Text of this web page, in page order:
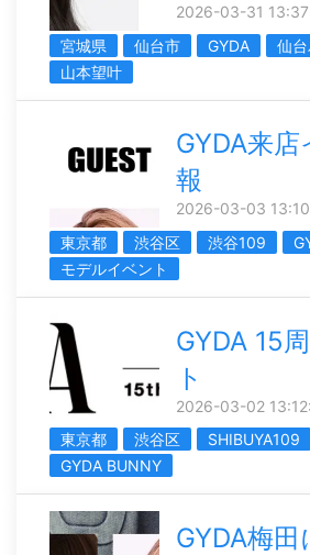
2026-03-31
宮城県
仙台市 GYDA
仙
山本望叶
GYDA来
報
2026-03-03
東京都
渋谷区 渋谷109
モデルイベント
GYDA 15
ト
2026-03-02
東京都
渋谷区 SHIBUYA109
GYDA BUNNY
GYDA梅